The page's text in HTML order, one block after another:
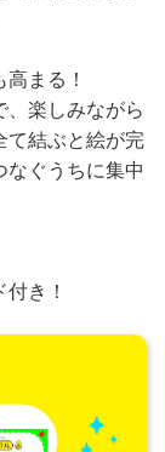
まる！
楽しみながら
て結ぶと絵が完
なぐうちに集中
き！